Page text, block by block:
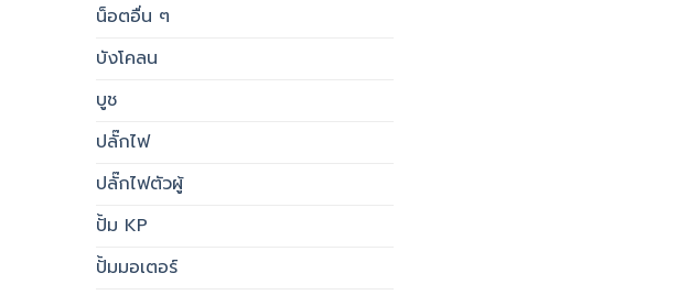
น็อตอื่น ๆ
บังโคลน
บูช
ปลั๊กไฟ
ปลั๊กไฟตัวผู้
ปั้ม KP
ปั้มมอเตอร์